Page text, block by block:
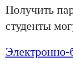
Получить
студенты
Электронно-